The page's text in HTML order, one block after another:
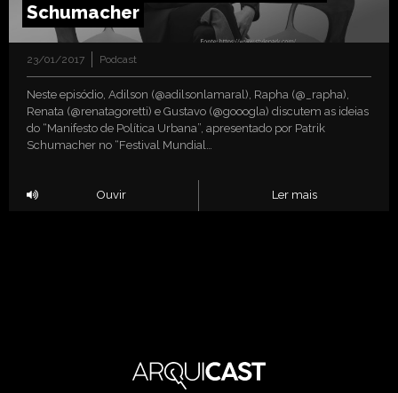
Schumacher
23/01/2017 Podcast
Neste episódio, Adilson (@adilsonlamaral), Rapha (@_rapha),
Renata (@renatagoretti) e Gustavo (@gooogla) discutem as ideias
do “Manifesto de Política Urbana”, apresentado por Patrik
Schumacher no “Festival Mundial…
Ouvir Ler mais